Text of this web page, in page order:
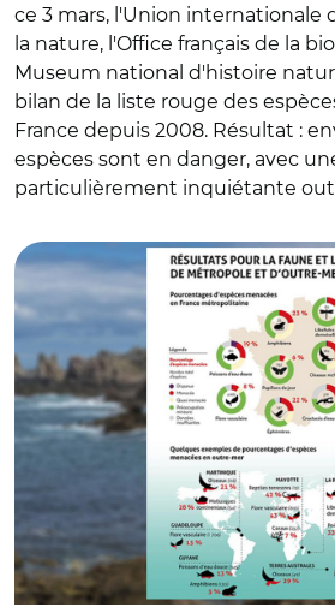
ce 3 mars, l'Union internationale
la nature, l'Office français de la
Museum national d'histoire
bilan de la liste rouge des
France depuis 2008. Résultat :
espèces sont en danger, avec
particulièrement inquiétante